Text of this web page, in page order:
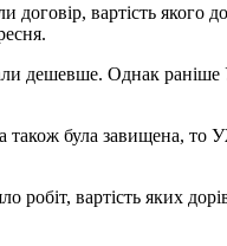
вартість якого
дешевше. Однак
також була завищена,
вартість яких